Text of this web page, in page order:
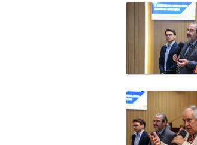
Galeria de Mídias